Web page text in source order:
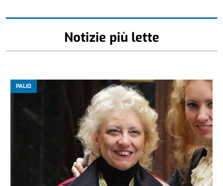
Notizie più lette
PALIO